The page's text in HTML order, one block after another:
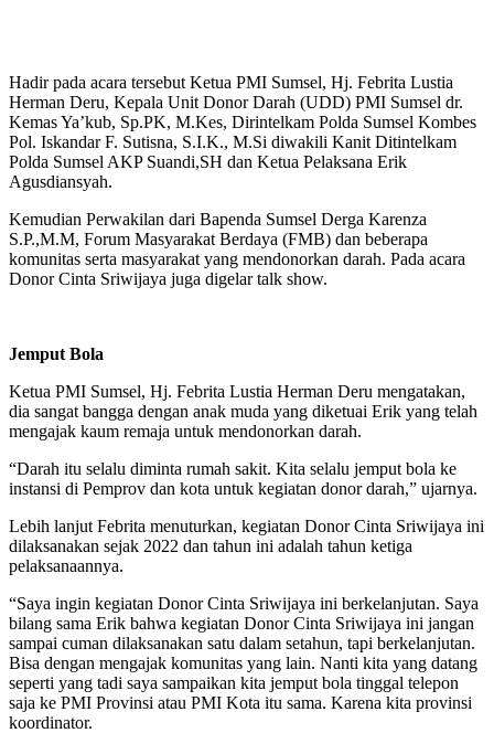
Hadir pada acara tersebut Ketua PMI Sumsel, Hj. Febrita Lustia
Herman Deru, Kepala Unit Donor Darah (UDD) PMI Sumsel dr.
Kemas Ya’kub, Sp.PK, M.Kes, Dirintelkam Polda Sumsel Kombes
Pol. Iskandar F. Sutisna, S.I.K., M.Si diwakili Kanit Ditintelkam
Polda Sumsel AKP Suandi,SH dan Ketua Pelaksana Erik
Agusdiansyah.
Kemudian Perwakilan dari Bapenda Sumsel Derga Karenza
S.P.,M.M, Forum Masyarakat Berdaya (FMB) dan beberapa
komunitas serta masyarakat yang mendonorkan darah. Pada acara
Donor Cinta Sriwijaya juga digelar talk show.
Jemput Bola
Ketua PMI Sumsel, Hj. Febrita Lustia Herman Deru mengatakan,
dia sangat bangga dengan anak muda yang diketuai Erik yang telah
mengajak kaum remaja untuk mendonorkan darah.
“Darah itu selalu diminta rumah sakit. Kita selalu jemput bola ke
instansi di Pemprov dan kota untuk kegiatan donor darah,” ujarnya.
Lebih lanjut Febrita menuturkan, kegiatan Donor Cinta Sriwijaya ini
dilaksanakan sejak 2022 dan tahun ini adalah tahun ketiga
pelaksanaannya.
“Saya ingin kegiatan Donor Cinta Sriwijaya ini berkelanjutan. Saya
bilang sama Erik bahwa kegiatan Donor Cinta Sriwijaya ini jangan
sampai cuman dilaksanakan satu dalam setahun, tapi berkelanjutan.
Bisa dengan mengajak komunitas yang lain. Nanti kita yang datang
seperti yang tadi saya sampaikan kita jemput bola tinggal telepon
saja ke PMI Provinsi atau PMI Kota itu sama. Karena kita provinsi
koordinator.